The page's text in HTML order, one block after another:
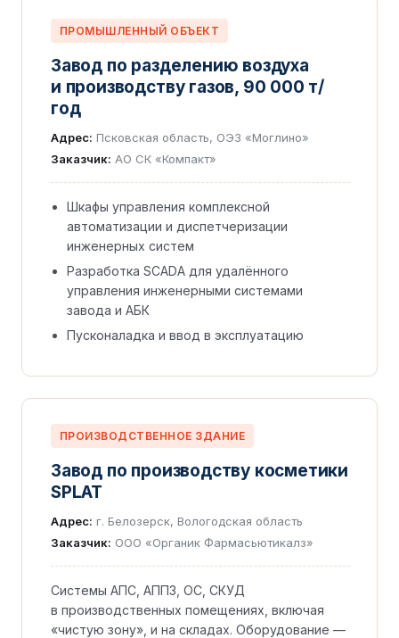
ПРОМЫШЛЕННЫЙ ОБЪЕКТ
Завод по разделению воздуха
и производству газов, 90 000 т/
год
Адрес: Псковская область, ОЭЗ «Моглино»
Заказчик: АО СК «Компакт»
Шкафы управления комплексной
автоматизации и диспетчеризации
инженерных систем
Разработка SCADA для удалённого
управления инженерными системами
завода и АБК
Пусконаладка и ввод в эксплуатацию
ПРОИЗВОДСТВЕННОЕ ЗДАНИЕ
Завод по производству косметики
SPLAT
Адрес: г. Белозерск, Вологодская область
Заказчик: ООО «Органик Фармасьютикалз»
Системы АПС, АППЗ, ОС, СКУД
в производственных помещениях, включая
«чистую зону», и на складах. Оборудование —